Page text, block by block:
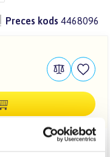
Preces kods 4468096